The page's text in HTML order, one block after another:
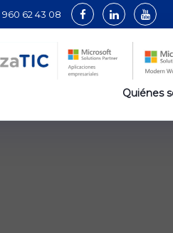
960 62 43 08
Quiénes